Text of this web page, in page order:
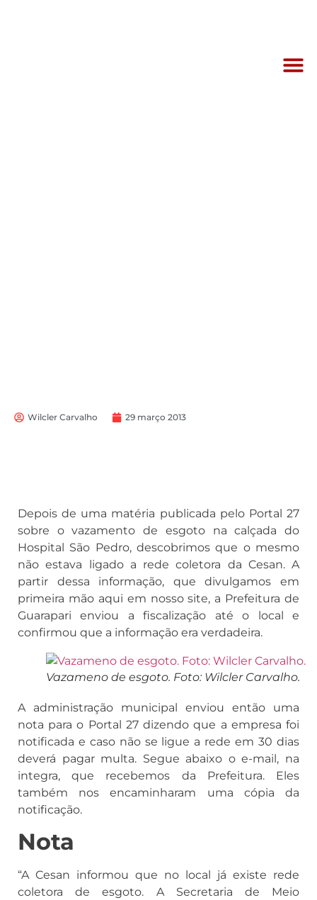
Wilcler Carvalho 29 março 2013
Depois de uma matéria publicada pelo Portal 27
sobre o vazamento de esgoto na calçada do
Hospital São Pedro, descobrimos que o mesmo
não estava ligado a rede coletora da Cesan. A
partir dessa informação, que divulgamos em
primeira mão aqui em nosso site, a Prefeitura de
Guarapari enviou a fiscalização até o local e
confirmou que a informação era verdadeira.
Vazameno de esgoto. Foto: Wilcler Carvalho.
A administração municipal enviou então uma
nota para o Portal 27 dizendo que a empresa foi
notificada e caso não se ligue a rede em 30 dias
deverá pagar multa. Segue abaixo o e-mail, na
integra, que recebemos da Prefeitura. Eles
também nos encaminharam uma cópia da
notificação.
Nota
“A Cesan informou que no local já existe rede
coletora de esgoto. A Secretaria de Meio